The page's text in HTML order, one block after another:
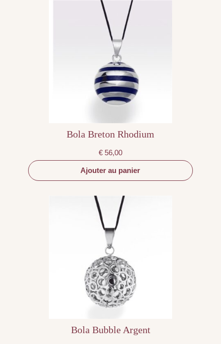
Bola Breton Rhodium
€ 56,00
Ajouter au panier
Bola Bubble Argent